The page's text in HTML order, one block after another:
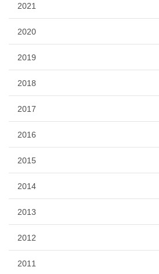
2021
2020
2019
2018
2017
2016
2015
2014
2013
2012
2011